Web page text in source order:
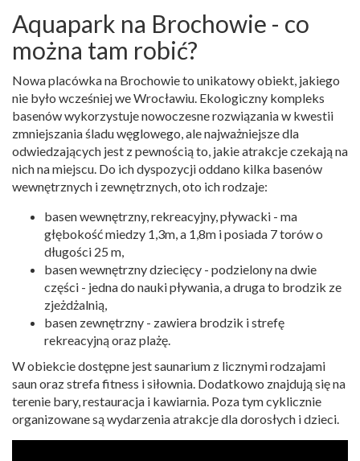
Aquapark na Brochowie - co
można tam robić?
Nowa placówka na Brochowie to unikatowy obiekt, jakiego
nie było wcześniej we Wrocławiu. Ekologiczny kompleks
basenów wykorzystuje nowoczesne rozwiązania w kwestii
zmniejszania śladu węglowego, ale najważniejsze dla
odwiedzających jest z pewnością to, jakie atrakcje czekają na
nich na miejscu. Do ich dyspozycji oddano kilka basenów
wewnętrznych i zewnętrznych, oto ich rodzaje:
basen wewnętrzny, rekreacyjny, pływacki - ma
głębokość miedzy 1,3m, a 1,8m i posiada 7 torów o
długości 25 m,
basen wewnętrzny dziecięcy - podzielony na dwie
części - jedna do nauki pływania, a druga to brodzik ze
zjeżdżalnią,
basen zewnętrzny - zawiera brodzik i strefę
rekreacyjną oraz plażę.
W obiekcie dostępne jest saunarium z licznymi rodzajami
saun oraz strefa fitness i siłownia. Dodatkowo znajdują się na
terenie bary, restauracja i kawiarnia. Poza tym cyklicznie
organizowane są wydarzenia atrakcje dla dorosłych i dzieci.